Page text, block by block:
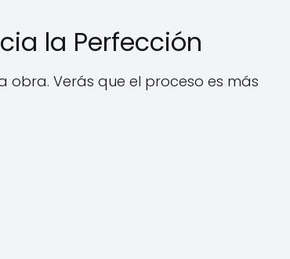
la Perfección
Verás que el proceso es más